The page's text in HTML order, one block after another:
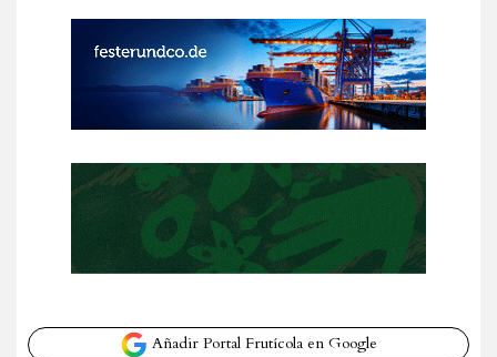
Añadir Portal Frutícola en Google